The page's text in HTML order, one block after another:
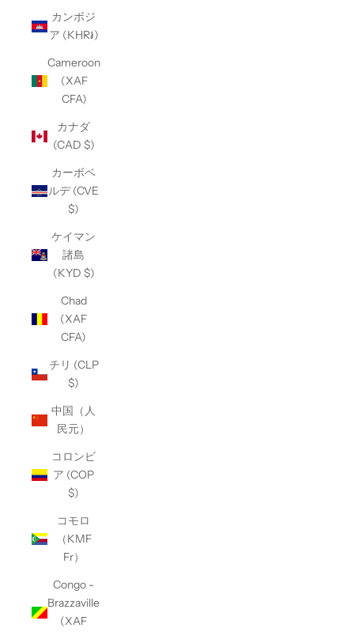
カンボジ
ア (KHR៛)
Cameroon
(XAF
CFA)
カナダ
(CAD $)
カーボベ
ルデ (CVE
$)
ケイマン
諸島
(KYD $)
Chad
(XAF
CFA)
チリ (CLP
$)
中国（人
民元）
コロンビ
ア (COP
$)
コモロ
（KMF
Fr）
Congo -
Brazzaville
(XAF